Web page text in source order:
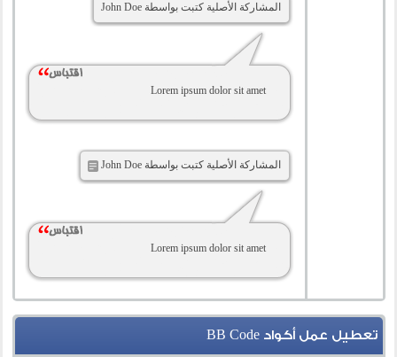
المشاركة الأصلية كتبت بواسطة John Doe
Lorem ipsum dolor sit amet
المشاركة الأصلية كتبت بواسطة John Doe
Lorem ipsum dolor sit amet
تعطيل عمل أكواد BB Code